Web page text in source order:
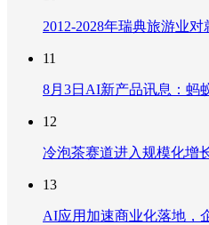
2012-2028年瑞典旅游业
11
8月3日AI新产品讯息：蚂
12
冷泡茶赛道进入规模化增
13
AI应用加速商业化落地，